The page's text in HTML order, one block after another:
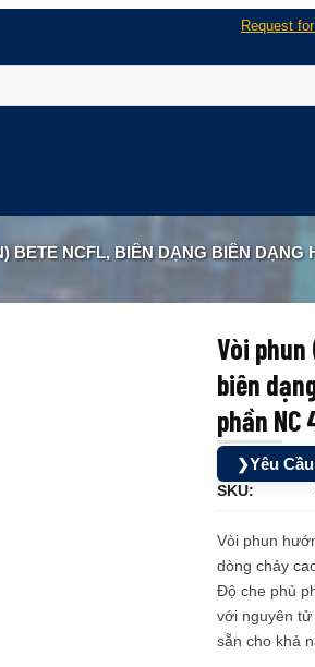
Request
BIÊN DẠNG BIÊN DẠNG HÌNH NÓN TOÀN PHẦN
Vòi phun
biên
phần NC
❯Yêu
SKU:
Vòi phun
dòng chảy
Độ che phủ
với nguyên tử
sẵn cho khả